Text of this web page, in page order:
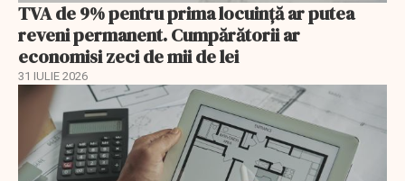
TVA de 9% pentru prima locuință ar putea
reveni permanent. Cumpărătorii ar
economisi zeci de mii de lei
31 IULIE 2026